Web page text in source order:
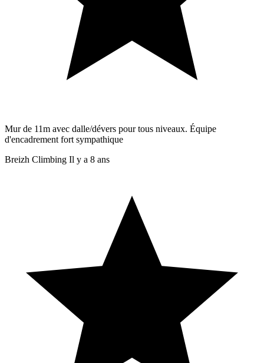
Mur de 11m avec dalle/dévers pour tous niveaux. Équipe
d'encadrement fort sympathique
Breizh Climbing Il y a 8 ans